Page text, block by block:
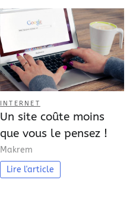
INTERNET
Un site coûte moins
que vous le pensez !
Makrem
Lire l'article